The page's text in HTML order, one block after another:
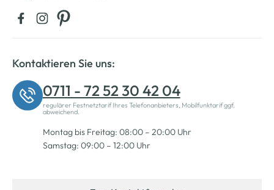
Kontaktieren Sie uns:
0711 - 72 52 30 42 04
regulärer Festnetztarif Ihres Telefonanbieters, Mobilfunktarif ggf.
abweichend.
Montag bis Freitag: 08:00 – 20:00 Uhr
Samstag: 09:00 – 12:00 Uhr